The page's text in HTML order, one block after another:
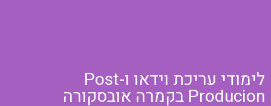
לימודי עריכת וידאו ו-Post
Producion בקמרה אובסקורה